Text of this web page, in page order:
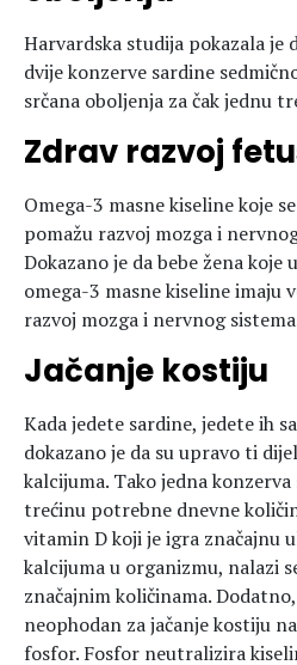
Harvardska studija pokazala je
dvije konzerve sardine
srčana oboljenja za čak jednu
Zdrav razvoj
Omega-3 masne kiseline koje
pomažu razvoj mozga i
Dokazano je da bebe žena
omega-3 masne kiseline imaju
razvoj mozga i nervnog
Jačanje kostiju
Kada jedete sardine, jedete ih
dokazano je da su upravo ti
kalcijuma. Tako jedna
trećinu potrebne dnevne
vitamin D koji je igra značajnu
kalcijuma u organizmu, nalazi
značajnim količinama.
neophodan za jačanje kostiju
fosfor. Fosfor neutralizira